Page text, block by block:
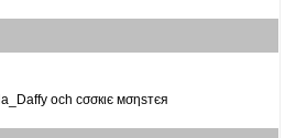
och cσσкιє мσηѕтєя